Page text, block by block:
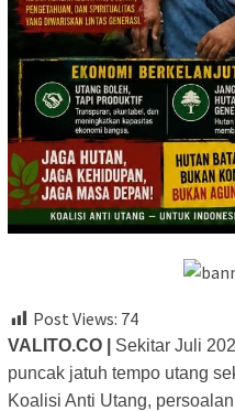
Post Views: 74
VALITO.CO |
Sekitar Juli
puncak jatuh tempo utang
Koalisi Anti Utang,